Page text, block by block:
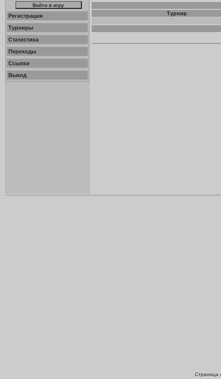
Регистрация
Турниры
Статистика
Переходы
Ссылки
Выход
Турнир
Страница